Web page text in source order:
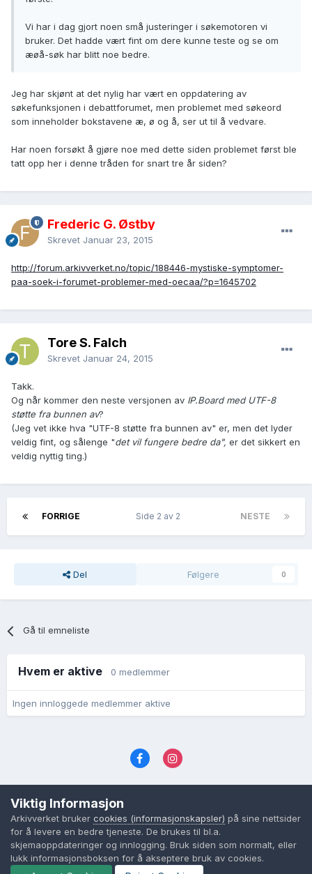
Vi har i dag gjort noen små justeringer i søkemotoren vi
bruker. Det hadde vært fint om dere kunne teste og se om
æøå-søk har blitt noe bedre.
Jeg har skjønt at det nylig har vært en oppdatering av
søkefunksjonen i debattforumet, men problemet med søkeord
som inneholder bokstavene æ, ø og å, ser ut til å vedvare.
Har noen forsøkt å gjøre noe med dette siden problemet først ble
tatt opp her i denne tråden for snart tre år siden?
Frederic G. Østby
Skrevet Januar 23, 2015
http://forum.arkivverket.no/topic/188446-mystiske-symptomer-
paa-soek-i-forumet-problemer-med-oecaa/?p=1645702
Tore S. Falch
Skrevet Januar 24, 2015
Takk.
Og når kommer den neste versjonen av IP.Board med UTF-8
støtte fra bunnen av?
(Jeg vet ikke hva "UTF-8 støtte fra bunnen av" er, men det lyder
veldig fint, og sålenge "det vil fungere bedre da", er det sikkert en
veldig nyttig ting.)
FORRIGE NESTE
Side 2 av 2
Del Følgere 0
Gå til emneliste
Hvem er aktive 0 medlemmer
Ingen innloggede medlemmer aktive
Cookies (informasjonskapsler)
Powered by Invision Community
Viktig Informasjon
Arkivverket bruker cookies (informasjonskapsler) på sine nettsider
for å levere en bedre tjeneste. De brukes til bl.a.
skjemaoppdateringer og innlogging. Bruk siden som normalt, eller
lukk informasjonsboksen for å akseptere bruk av cookies.